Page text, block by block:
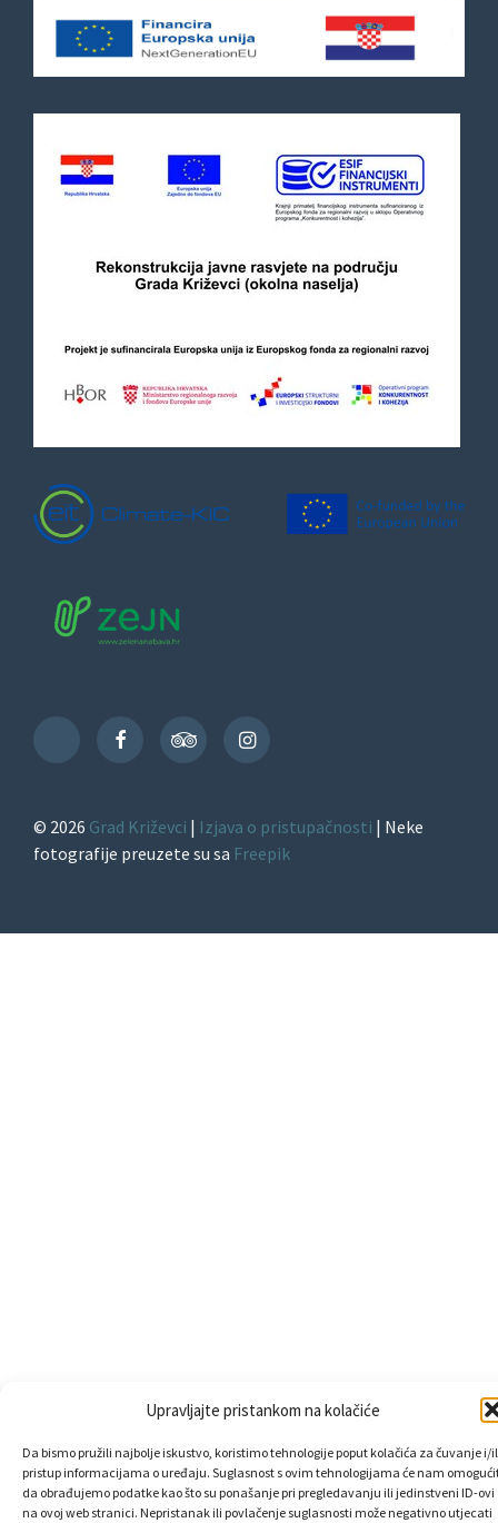
Upravljajte pristankom na kolačiće
Da bismo pružili najbolje iskustvo, koristimo tehnologije poput kolačića za čuvanje i/
pristup informacijama o uređaju. Suglasnost s ovim tehnologijama će nam
da obrađujemo podatke kao što su ponašanje pri pregledavanju ili jedinstveni ID-ovi
na ovoj web stranici. Nepristanak ili povlačenje suglasnosti može negativno utjecati
TikTok
FacebookTripAdvisorInstagram
© 2026 Grad Križevci | Izjava o pristupačnosti | Neke
fotografije preuzete su sa Freepik